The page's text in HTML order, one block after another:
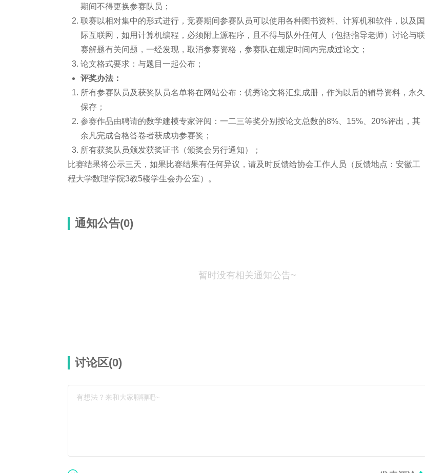
期间不得更换参赛队员；
联赛以相对集中的形式进行，竞赛期间参赛队员可以使用各种图书资料、计算机和软件，以及国
际互联网，如用计算机编程，必须附上源程序，且不得与队外任何人（包括指导老师）讨论与联
赛解题有关问题，一经发现，取消参赛资格，参赛队在规定时间内完成过论文；
论文格式要求：与题目一起公布；
评奖办法：
所有参赛队员及获奖队员名单将在网站公布：优秀论文将汇集成册，作为以后的辅导资料，永久
保存；
参赛作品由聘请的数学建模专家评阅：一二三等奖分别按论文总数的8%、15%、20%评出，其
余凡完成合格答卷者获成功参赛奖；
所有获奖队员颁发获奖证书（颁奖会另行通知）；
比赛结果将公示三天，如果比赛结果有任何异议，请及时反馈给协会工作人员（反馈地点：安徽工
程大学数理学院3教5楼学生会办公室）。
通知公告(0)
暂时没有相关通知公告~
讨论区(0)
有想法？来和大家聊聊吧~